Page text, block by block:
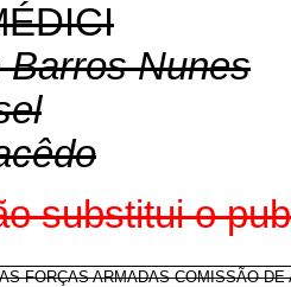
Barros Nunes
substitui o
FORÇAS ARMADAS COMISSÃO